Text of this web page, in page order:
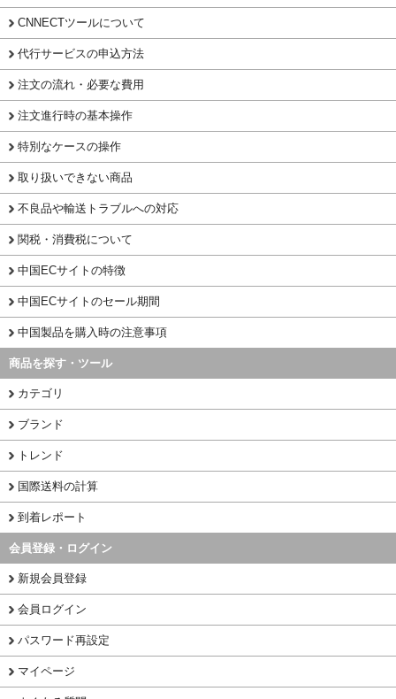
CNNECTツールについて
代行サービスの申込方法
注文の流れ・必要な費用
注文進行時の基本操作
特別なケースの操作
取り扱いできない商品
不良品や輸送トラブルへの対応
関税・消費税について
中国ECサイトの特徴
中国ECサイトのセール期間
中国製品を購入時の注意事項
商品を探す・ツール
カテゴリ
ブランド
トレンド
国際送料の計算
到着レポート
会員登録・ログイン
新規会員登録
会員ログイン
パスワード再設定
マイページ